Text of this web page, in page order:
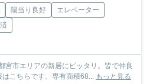
陽当り良好
エレベーター
宮市エリアの新居にピッタリ。皆で仲良
こちらです。専有面積68... もっと見る